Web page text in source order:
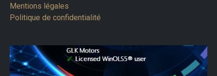
Mentions légales
Politique de confidentialité